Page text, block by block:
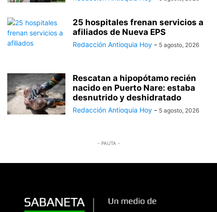
25 hospitales frenan servicios a
afiliados de Nueva EPS
Redacción Antioquia Hoy - 5 agosto, 2026
Rescatan a hipopótamo recién
nacido en Puerto Nare: estaba
desnutrido y deshidratado
Redacción Antioquia Hoy - 5 agosto, 2026
- PAUTA -